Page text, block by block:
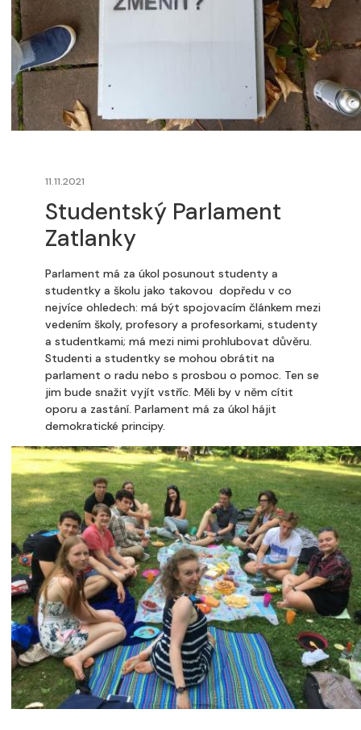
11.11.2021
Studentský Parlament
Zatlanky
Parlament má za úkol posunout studenty a
studentky a školu jako takovou dopředu v co
nejvíce ohledech: má být spojovacím článkem mezi
vedením školy, profesory a profesorkami, studenty
a studentkami; má mezi nimi prohlubovat důvěru.
Studenti a studentky se mohou obrátit na
parlament o radu nebo s prosbou o pomoc. Ten se
jim bude snažit vyjít vstříc. Měli by v něm cítit
oporu a zastání. Parlament má za úkol hájit
demokratické principy.